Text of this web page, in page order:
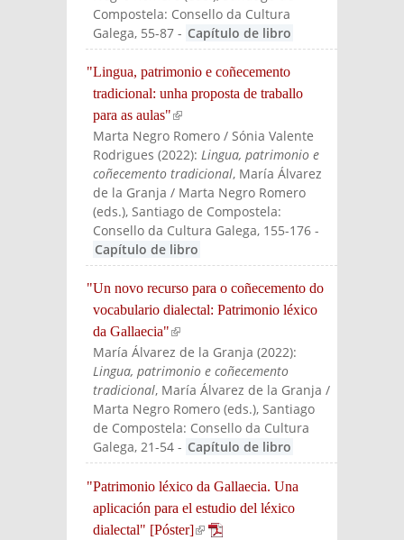
Compostela: Consello da Cultura
Galega, 55-87 - Capítulo de libro
"Lingua, patrimonio e coñecemento
tradicional: unha proposta de traballo
para as aulas"(link is external)
Marta Negro Romero / Sónia Valente
Rodrigues (2022):Lingua, patrimonio e
coñecemento tradicional, María Álvarez
de la Granja / Marta Negro Romero
(eds.), Santiago de Compostela:
Consello da Cultura Galega, 155-176 -
Capítulo de libro
"Un novo recurso para o coñecemento do
vocabulario dialectal: Patrimonio léxico
da Gallaecia"(link is external)
María Álvarez de la Granja(2022):
Lingua, patrimonio e coñecemento
tradicional, María Álvarez de la Granja /
Marta Negro Romero (eds.), Santiago
de Compostela: Consello da Cultura
Galega, 21-54 - Capítulo de libro
"Patrimonio léxico da Gallaecia. Una
aplicación para el estudio del léxico
dialectal" [Póster](link is external)